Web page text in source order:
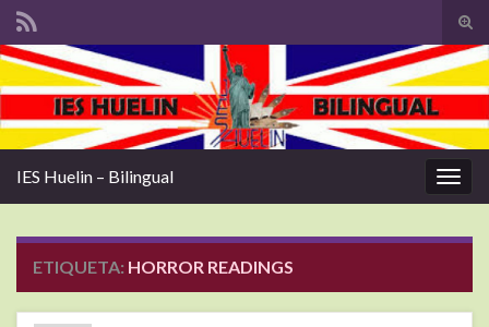
el
de
Search for:
la
IES Huelin – Bilingual
ETIQUETA: HORROR READINGS